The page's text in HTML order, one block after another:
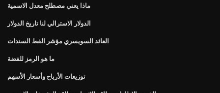
ماذا يعني مصطلح معدل الاسمية
الدولار الاسترالي لنا تاريخ الدولار
العائد السويسري مؤشر القط السندات
ما هو الرمز للفضة
توزيعات الأرباح وأسعار الأسهم